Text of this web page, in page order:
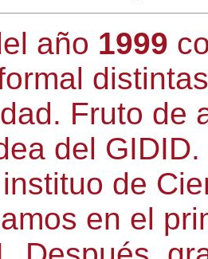
año 1999
Fruto de
del
de
en el